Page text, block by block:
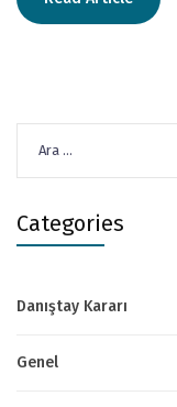
Categories
Danıştay Kararı
Genel